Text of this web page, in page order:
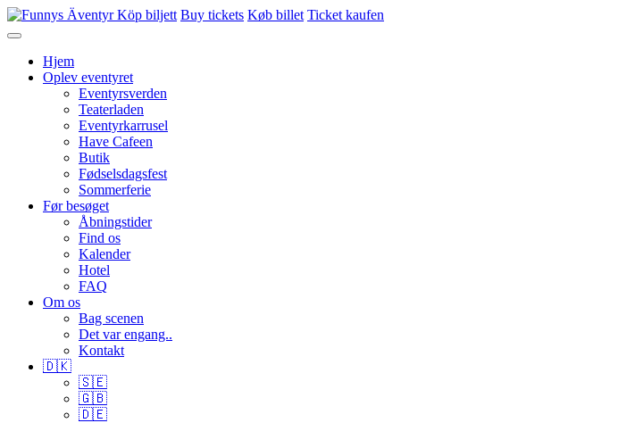
Köp biljett Buy tickets Køb billet Ticket kaufen
Hjem
Oplev eventyret
Eventyrsverden
Teaterladen
Eventyrkarrusel
Have Cafeen
Butik
Fødselsdagsfest
Sommerferie
Før besøget
Åbningstider
Find os
Kalender
Hotel
FAQ
Om os
Bag scenen
Det var engang..
Kontakt
🇩🇰
🇸🇪
🇬🇧
🇩🇪